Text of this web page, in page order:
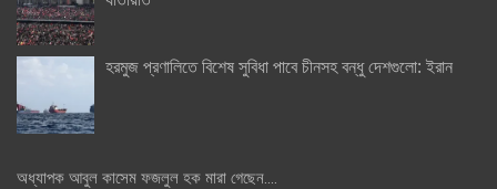
হরমুজ প্রণালিতে বিশেষ সুবিধা পাবে চীনসহ বন্ধু দেশগুলো: ইরান
অধ্যাপক আবুল কাসেম ফজলুল হক মারা গেছেন….